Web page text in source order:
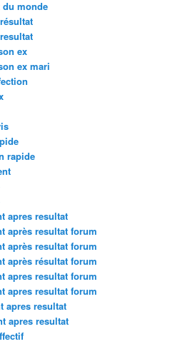
monde
ex
ex mari
rapide
apres resultat
après resultat forum
après resultat forum
après résultat forum
apres resultat forum
apres resultat forum
apres resultat
apres resultat